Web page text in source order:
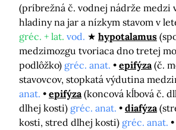
(príbrežná č. vodnej nádrže medzi
hladiny na jar a nízkym stavom v
gréc. + lat. vod. hypotalamus
medzimozgu tvoriaca dno tretej
podlôžko) gréc. anat. epifýza (č.
stavovcov, stopkatá výdutina
anat.
epifýza (koncová kĺbová č.
dlhej kosti) gréc. anat. diafýza
kosti, stred dlhej kosti) gréc. anat.